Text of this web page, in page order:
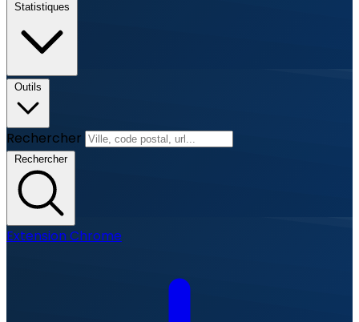
Statistiques
Outils
Rechercher
Rechercher
Extension Chrome